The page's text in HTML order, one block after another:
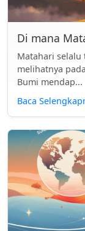
Di mana
Matahari selalu
melihatnya
Bumi mendap...
Baca